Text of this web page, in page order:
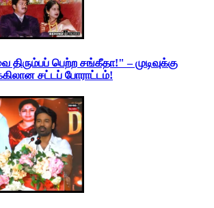
திரும்பப் பெற்ற சங்கீதா!" – முடிவுக்கு
சட்டப் போராட்டம்!